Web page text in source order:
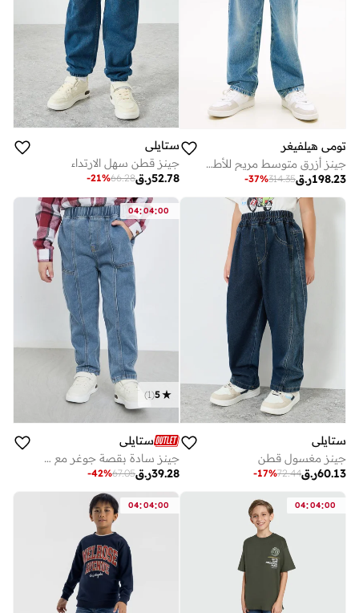
تومي هيلفيغر
جينز أزرق متوسط مريح للأطفال
ر.ق198.23
314.35
-37%
ستايلي
جينز قطن سهل الارتداء
ر.ق52.78
66.28
-21%
ستايلي
جينز مغسول قطن
ر.ق60.13
72.44
-17%
04:04:00
5
(
1
)
ستايلي
جينز سادة بقصة جوغر مع خصر مطاطي
ر.ق39.28
67.05
-42%
04:04:00
04:04:00